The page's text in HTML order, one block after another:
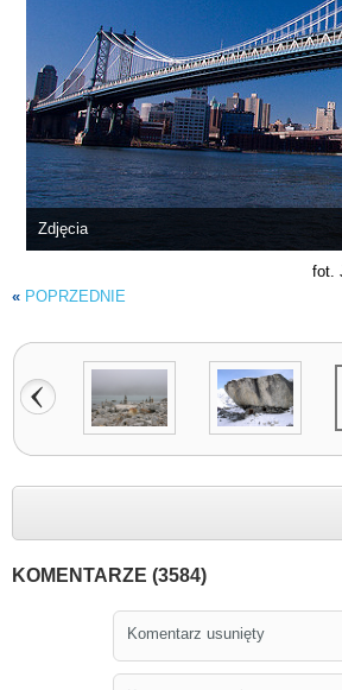
Zdjęcia
fot.
« POPRZEDNIE
KOMENTARZE (3584)
Komentarz usunięty